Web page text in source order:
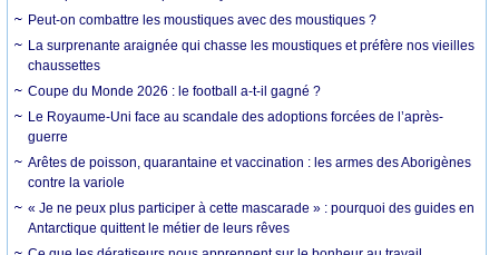
Peut-on combattre les moustiques avec des moustiques ?
La surprenante araignée qui chasse les moustiques et préfère nos vieilles
chaussettes
Coupe du Monde 2026 : le football a-t-il gagné ?
Le Royaume-Uni face au scandale des adoptions forcées de l’après-
guerre
Arêtes de poisson, quarantaine et vaccination : les armes des Aborigènes
contre la variole
« Je ne peux plus participer à cette mascarade » : pourquoi des guides en
Antarctique quittent le métier de leurs rêves